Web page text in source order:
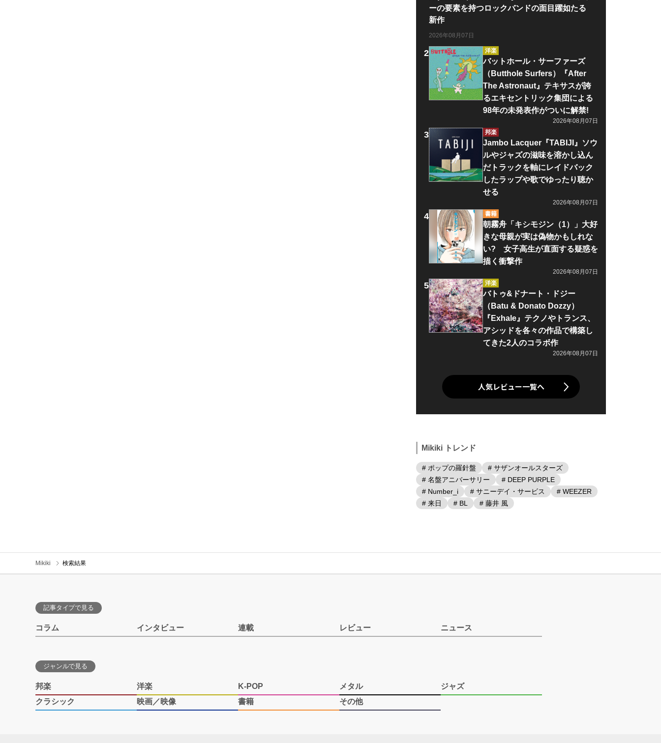
ーの要素を持つロックバンドの面目躍如たる
新作
2026年08月07日
洋楽
バットホール・サーファーズ
（Butthole Surfers）『After
The Astronaut』テキサスが誇
るエキセントリック集団による
98年の未発表作がついに解禁!
2026年08月07日
邦楽
Jambo Lacquer『TABIJI』ソウ
ルやジャズの滋味を溶かし込ん
だトラックを軸にレイドバック
したラップや歌でゆったり聴か
せる
2026年08月07日
書籍
朝霧舟「キシモジン（1）」大好
きな母親が実は偽物かもしれな
い? 女子高生が直面する疑惑を
描く衝撃作
2026年08月07日
洋楽
バトゥ&ドナート・ドジー
（Batu & Donato Dozzy）
『Exhale』テクノやトランス、
アシッドを各々の作品で構築し
てきた2人のコラボ作
2026年08月07日
人気レビュー一覧へ
Mikiki トレンド
# ポップの羅針盤
# サザンオールスターズ
# 名盤アニバーサリー
# DEEP PURPLE
# Number_i
# サニーデイ・サービス
# WEEZER
# 来日
# BL # 藤井 風
Mikiki 検索結果
記事タイプで見る
コラム インタビュー 連載 レビュー ニュース
ジャンルで見る
邦楽 洋楽 K-POP メタル
ジャズ
クラシック
映画／映像 書籍 その他